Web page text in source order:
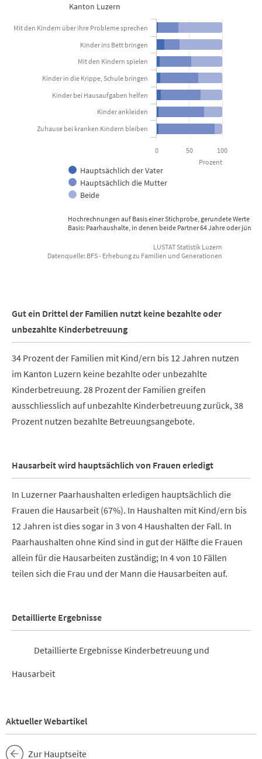
Kanton Luzern
View as data table, Wer in Ihrem Haushalt übernimmt die
The chart has 1 X axis displaying categories.
The chart has 1 Y axis displaying Prozent. Data ranges from 2.96
Hochrechnungen auf Basis einer Stichprobe, gerundete Werte
Basis: Paarhaushalte, in denen beide Partner 64 Jahre oder
Prozent
Kanton Luzern
Hauptsächlich der Vater
Hauptsächlich die Mutter
Beide
0 50 100
Mit den Kindern über ihre Probleme sprechen
Kinder ins Bett bringen
Mit den Kindern spielen
Kinder in die Krippe, Schule bringen
Kinder bei Hausaufgaben helfen
Kinder ankleiden
Zuhause bei kranken Kindern bleiben
LUSTAT Statistik Luzern
Datenquelle: BFS - Erhebung zu Familien und Generationen
Gut ein Drittel der Familien nutzt keine bezahlte oder
unbezahlte Kinderbetreuung
34 Prozent der Familien mit Kind/ern bis 12 Jahren nutzen
im Kanton Luzern keine bezahlte oder unbezahlte
Kinderbetreuung. 28 Prozent der Familien greifen
ausschliesslich auf unbezahlte Kinderbetreuung zurück, 38
Prozent nutzen bezahlte Betreuungsangebote.
Hausarbeit wird hauptsächlich von Frauen erledigt
In Luzerner Paarhaushalten erledigen hauptsächlich die
Frauen die Hausarbeit (67%). In Haushalten mit Kind/ern bis
12 Jahren ist dies sogar in 3 von 4 Haushalten der Fall. In
Paarhaushalten ohne Kind sind in gut der Hälfte die Frauen
allein für die Hausarbeiten zuständig; In 4 von 10 Fällen
teilen sich die Frau und der Mann die Hausarbeiten auf.
Detaillierte Ergebnisse
Detaillierte Ergebnisse Kinderbetreuung und
Hausarbeit
Aktueller Webartikel
Zur Hauptseite